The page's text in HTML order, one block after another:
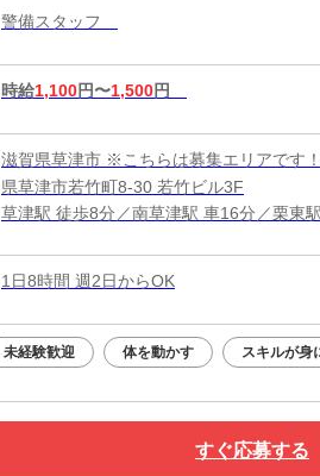
警備スタッフ
時給1,100円〜1,500円
滋賀県草津市 ※こちらは募集エリアです
県草津市若竹町8-30 若竹ビル3F
草津駅 徒歩8分／南草津駅 車16分／栗東
1日8時間 週2日からOK
未経験歓迎 体を動かす スキルが身
すぐ応募する